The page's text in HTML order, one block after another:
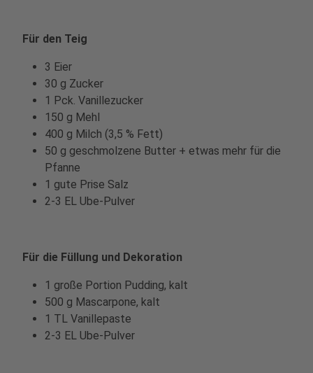
Für den Teig
3 Eier
30 g Zucker
1 Pck. Vanillezucker
150 g Mehl
400 g Milch (3,5 % Fett)
50 g geschmolzene Butter + etwas mehr für die
Pfanne
1 gute Prise Salz
2-3 EL Ube-Pulver
Für die Füllung und Dekoration
1 große Portion Pudding, kalt
500 g Mascarpone, kalt
1 TL Vanillepaste
2-3 EL Ube-Pulver